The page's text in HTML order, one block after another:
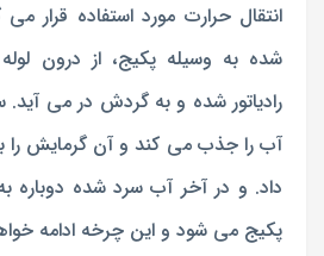
انتقال حرارت مورد استفاده قرار
شده به وسیله پکیج، از درون
رادیاتور شده و به گردش در می
آب را جذب می کند و آن گرمایش را
داد. و در آخر آب سرد شده
پکیج می شود و این چرخه ادامه